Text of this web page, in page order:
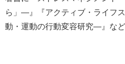
ら」―』『アクティブ・ライフ
動・運動の行動変容研究―』など